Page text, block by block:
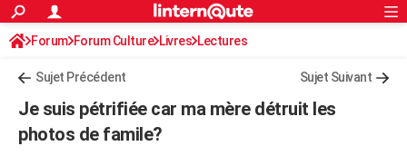
ACTUALITÉS
Politique
Société
Faits Divers
Education
Monde
Villes
+
Programme TV
Streaming
Cinéma
Sorties cinéma
Musique
FINANCE
S'inscrire
Connexion
Forum Forum Culture Livres Lectures
Sujet Précédent Sujet Suivant
Je suis pétrifiée car ma mère détruit les
photos de famile?